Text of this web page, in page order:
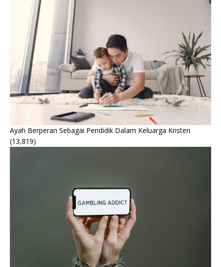
Ayah Berperan Sebagai Pendidik Dalam Keluarga Kristen
(13,819)